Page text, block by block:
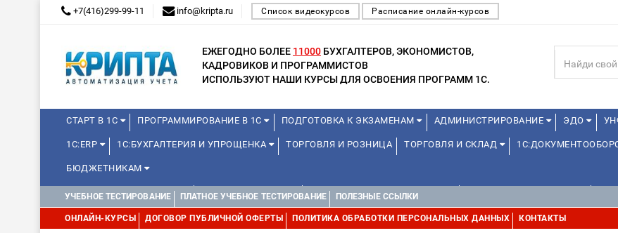
+7(416)299-99-11 info@kripta.ru Список видеокурсов Расписание онлайн-курсов
ЕЖЕГОДНО БОЛЕЕ 11000 БУХГАЛТЕРОВ, ЭКОНОМИСТОВ,
КАДРОВИКОВ И ПРОГРАММИСТОВ
ИСПОЛЬЗУЮТ НАШИ КУРСЫ ДЛЯ ОСВОЕНИЯ ПРОГРАММ 1С.
СТАРТ В 1С ПРОГРАММИРОВАНИЕ В 1С ПОДГОТОВКА К ЭКЗАМЕНАМ АДМИНИСТРИРОВАНИЕ ЭДО
1С:ERP 1С:БУХГАЛТЕРИЯ И УПРОЩЕНКА ТОРГОВЛЯ И РОЗНИЦА ТОРГОВЛЯ И СКЛАД
БЮДЖЕТНИКАМ
КУРСЫ ДЛЯ ШКОЛЬНИКОВ ДЛЯ ШКОЛЬНИКОВ 1С:УПРАВЛЕНИЕ ХОЛДИНГОМ
WEB, JAVA И ANDROID
УЧЕБНОЕ ТЕСТИРОВАНИЕ ПЛАТНОЕ УЧЕБНОЕ ТЕСТИРОВАНИЕ ПОЛЕЗНЫЕ ССЫЛКИ
ОНЛАЙН-КУРСЫ ДОГОВОР ПУБЛИЧНОЙ ОФЕРТЫ ПОЛИТИКА ОБРАБОТКИ ПЕРСОНАЛЬНЫХ ДАННЫХ КОНТАКТЫ